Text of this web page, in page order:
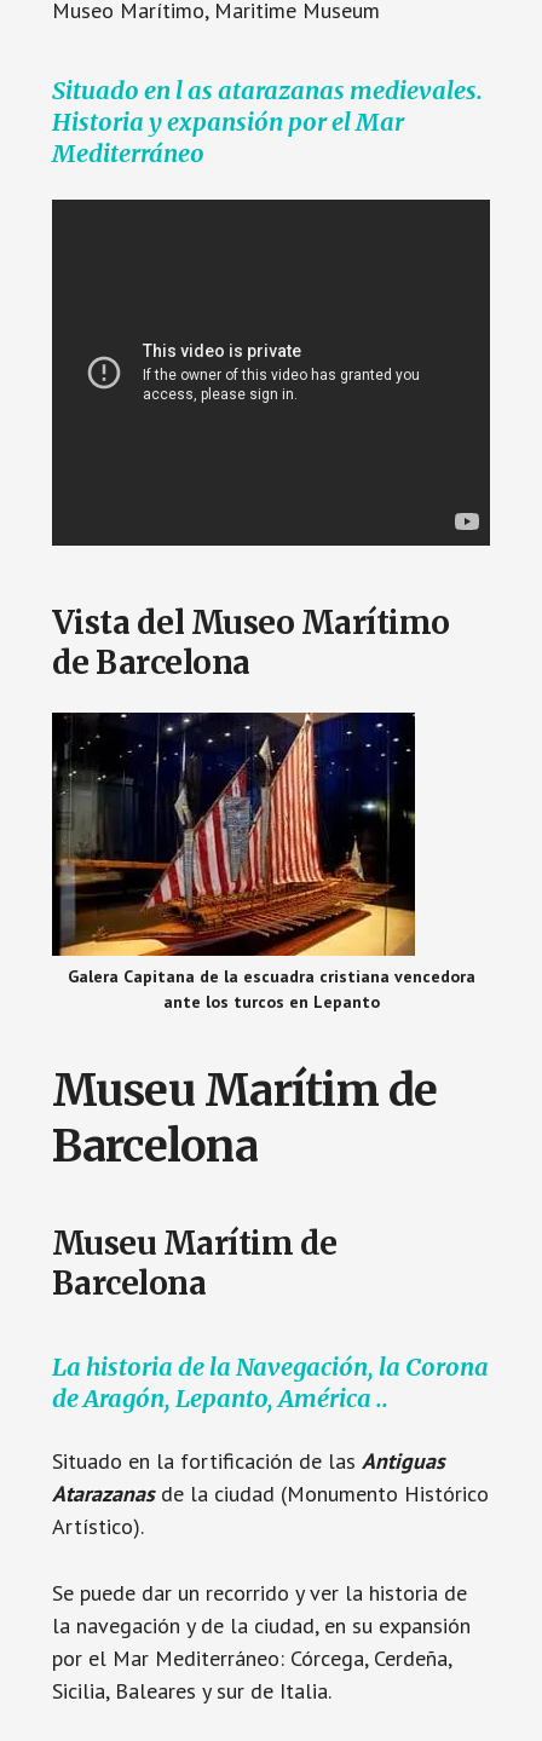
Museo Marítimo, Maritime Museum
Situado en l as atarazanas medievales.
Historia y expansión por el Mar
Mediterráneo
Vista del Museo Marítimo
de Barcelona
Galera Capitana de la escuadra cristiana vencedora
ante los turcos en Lepanto
Museu Marítim de
Barcelona
Museu Marítim de
Barcelona
La historia de la Navegación, la Corona
de Aragón, Lepanto, América ..
Situado en la fortificación de las Antiguas
Atarazanasde la ciudad (Monumento Histórico
Artístico).
Se puede dar un recorrido y ver la historia de
la navegación y de la ciudad, en su expansión
por el Mar Mediterráneo: Córcega, Cerdeña,
Sicilia, Baleares y sur de Italia.